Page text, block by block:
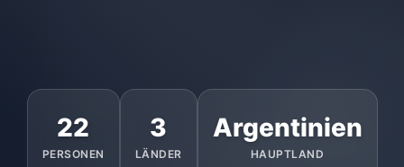
22
PERSONEN
3
LÄNDER
Argentinien
HAUPTLAND